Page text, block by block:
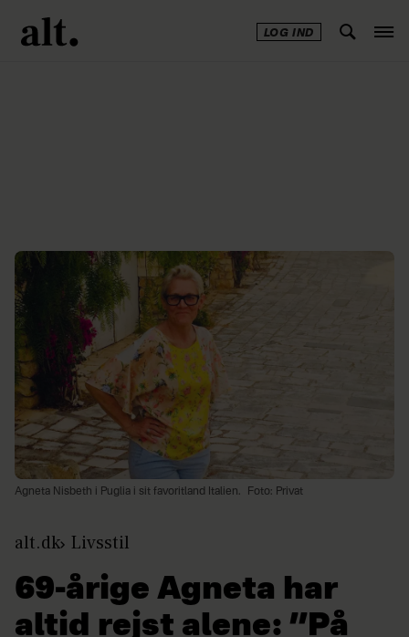
LOG IND
Agneta Nisbeth i Puglia i sit favoritland Italien. Foto: Privat
alt.dk Livsstil
69-årige Agneta har
altid rejst alene: ”På